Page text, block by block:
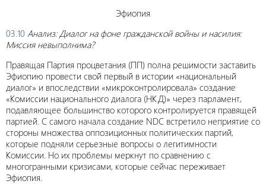
Эфиопия
03.10 Анализ: Диалог на фоне гражданской войны и насилия:
Миссия невыполнима?
Правящая Партия процветания (ПП) полна решимости заставить
Эфиопию провести свой первый в истории «национальный
диалог» и впоследствии «микроконтролировала» создание
«Комиссии национального диалога (НКД)» через парламент,
подавляющее большинство которого контролируется правящей
партией. С самого начала создание NDC встретило неприятие со
стороны множества оппозиционных политических партий,
которые подняли серьезные вопросы о легитимности
Комиссии. Но их проблемы меркнут по сравнению с
многогранными кризисами, которые сейчас переживает
Эфиопия.